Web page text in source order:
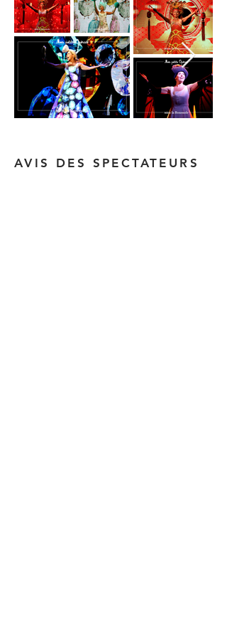
AVIS DES SPECTATEURS